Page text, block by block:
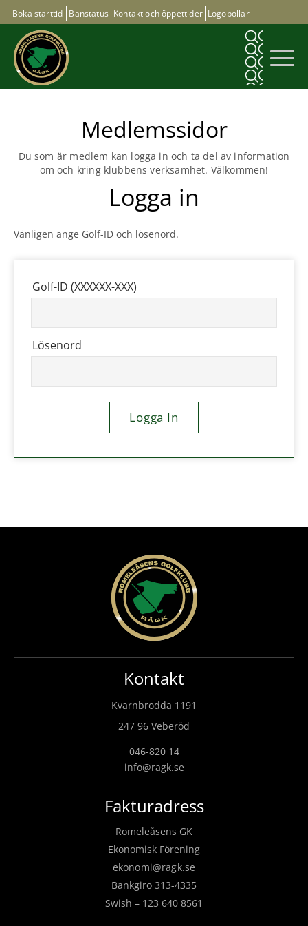
Boka starttid Banstatus Kontakt och öppettider Logobollar
Medlemssidor
Du som är medlem kan logga in och ta del av information
om och kring klubbens verksamhet. Välkommen!
Logga in
Vänligen ange Golf-ID och lösenord.
Golf-ID (XXXXXX-XXX)
Lösenord
Logga In
Kontakt
Kvarnbrodda 1191
247 96 Veberöd
046-820 14
info@ragk.se
Fakturadress
Romeleåsens GK
Ekonomisk Förening
ekonomi@ragk.se
Bankgiro 313-4335
Swish – 123 640 8561